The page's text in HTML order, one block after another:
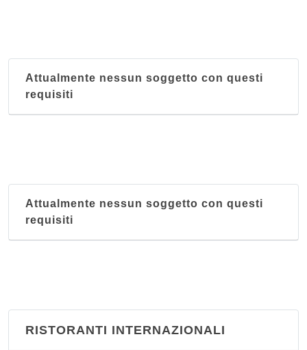
Attualmente nessun soggetto con questi
requisiti
Attualmente nessun soggetto con questi
requisiti
RISTORANTI INTERNAZIONALI